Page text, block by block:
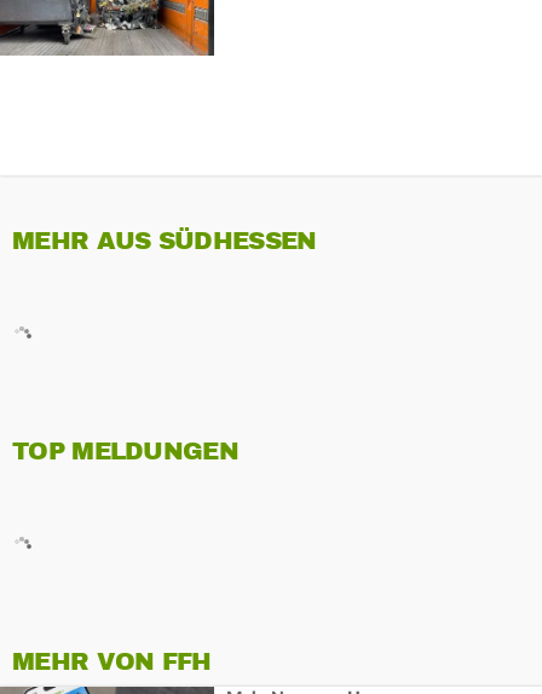
MEHR AUS SÜDHESSEN
TOP MELDUNGEN
MEHR VON FFH